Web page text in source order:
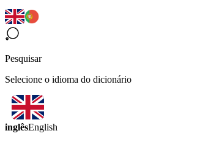
Pesquisar
Selecione o idioma do dicionário
inglêsEnglish